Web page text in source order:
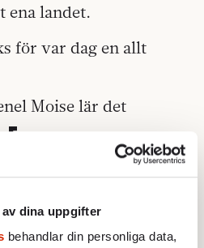
dina uppgifter
behandlar din personliga data,
ena landet.
för var dag en allt
Moise lär det